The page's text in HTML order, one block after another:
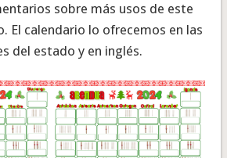
sobre más usos de este
El calendario lo ofrecemos en las
del estado y en inglés.